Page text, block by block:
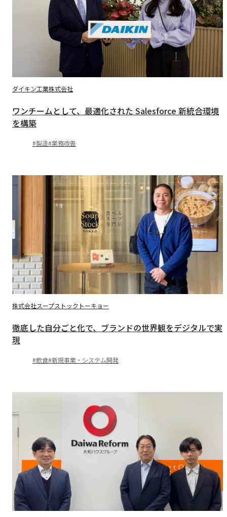
ダイキン工業株式会社
ワンチームとして、最適化された Salesforce 新統合環境
を構築
製造 業務改善
株式会社スープストックトーキョー
徹底した自分ごと化で、ブランドの世界観をデジタルで実
現
飲食 新規事業・システム開発